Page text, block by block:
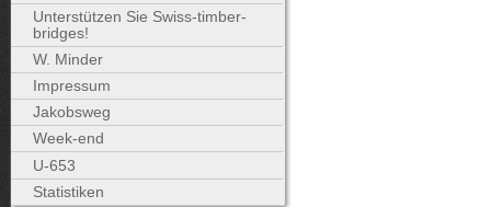
Unterstützen Sie Swiss-timber-
bridges!
W. Minder
Impressum
Jakobsweg
Week-end
U-653
Statistiken